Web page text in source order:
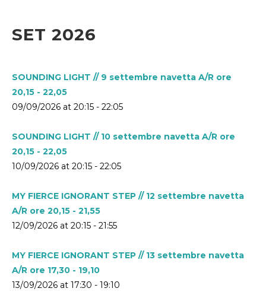
SET 2026
SOUNDING LIGHT // 9 settembre navetta A/R ore
20,15 - 22,05
09/09/2026 at 20:15 - 22:05
SOUNDING LIGHT // 10 settembre navetta A/R ore
20,15 - 22,05
10/09/2026 at 20:15 - 22:05
MY FIERCE IGNORANT STEP // 12 settembre navetta
A/R ore 20,15 - 21,55
12/09/2026 at 20:15 - 21:55
MY FIERCE IGNORANT STEP // 13 settembre navetta
A/R ore 17,30 - 19,10
13/09/2026 at 17:30 - 19:10